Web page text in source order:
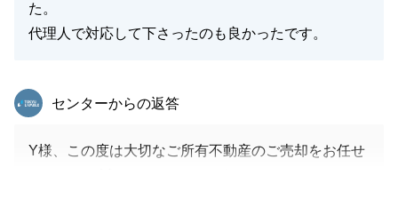
た。
代理人で対応して下さったのも良かったです。
東急リバブル
センターからの返答
Y様、この度は大切なご所有不動産のご売却をお任せ